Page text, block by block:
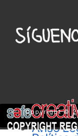
Copyright ©
Aviso